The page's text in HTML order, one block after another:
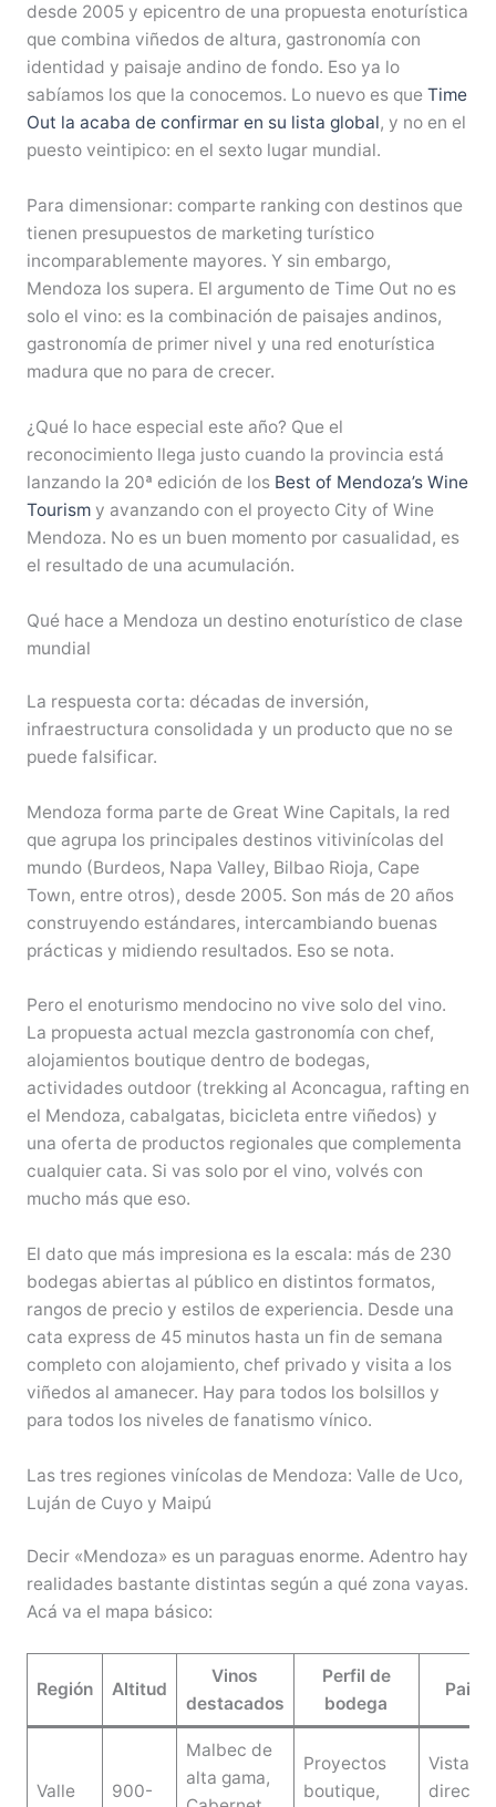
desde 2005 y epicentro de una propuesta enoturística
que combina viñedos de altura, gastronomía con
identidad y paisaje andino de fondo. Eso ya lo
sabíamos los que la conocemos. Lo nuevo es que Time
Out la acaba de confirmar en su lista global, y no en el
puesto veintipico: en el sexto lugar mundial.
Para dimensionar: comparte ranking con destinos que
tienen presupuestos de marketing turístico
incomparablemente mayores. Y sin embargo,
Mendoza los supera. El argumento de Time Out no es
solo el vino: es la combinación de paisajes andinos,
gastronomía de primer nivel y una red enoturística
madura que no para de crecer.
¿Qué lo hace especial este año? Que el
reconocimiento llega justo cuando la provincia está
lanzando la 20ª edición de los Best of Mendoza’s Wine
Tourismy avanzando con el proyecto City of Wine
Mendoza. No es un buen momento por casualidad, es
el resultado de una acumulación.
Qué hace a Mendoza un destino enoturístico de clase
mundial
La respuesta corta: décadas de inversión,
infraestructura consolidada y un producto que no se
puede falsificar.
Mendoza forma parte de Great Wine Capitals, la red
que agrupa los principales destinos vitivinícolas del
mundo (Burdeos, Napa Valley, Bilbao Rioja, Cape
Town, entre otros), desde 2005. Son más de 20 años
construyendo estándares, intercambiando buenas
prácticas y midiendo resultados. Eso se nota.
Pero el enoturismo mendocino no vive solo del vino.
La propuesta actual mezcla gastronomía con chef,
alojamientos boutique dentro de bodegas,
actividades outdoor (trekking al Aconcagua, rafting en
el Mendoza, cabalgatas, bicicleta entre viñedos) y
una oferta de productos regionales que complementa
cualquier cata. Si vas solo por el vino, volvés con
mucho más que eso.
El dato que más impresiona es la escala: más de 230
bodegas abiertas al público en distintos formatos,
rangos de precio y estilos de experiencia. Desde una
cata express de 45 minutos hasta un fin de semana
completo con alojamiento, chef privado y visita a los
viñedos al amanecer. Hay para todos los bolsillos y
para todos los niveles de fanatismo vínico.
Las tres regiones vinícolas de Mendoza: Valle de Uco,
Luján de Cuyo y Maipú
Decir «Mendoza» es un paraguas enorme. Adentro hay
realidades bastante distintas según a qué zona vayas.
Acá va el mapa básico:
Región Altitud
Vinos
destacados
Perfil de
bodega
Valle 900-
Malbec de
alta gama,
Proyectos
boutique,
Vista
directa